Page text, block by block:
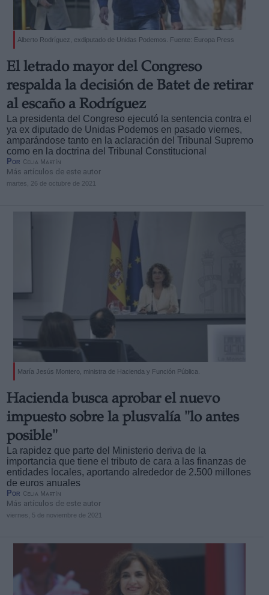
Alberto Rodríguez, exdiputado de Unidas Podemos. Fuente: Europa Press
El letrado mayor del Congreso
respalda la decisión de Batet de retirar
al escaño a Rodríguez
La presidenta del Congreso ejecutó la sentencia contra el
ya ex diputado de Unidas Podemos en pasado viernes,
amparándose tanto en la aclaración del Tribunal Supremo
como en la doctrina del Tribunal Constitucional
Por Celia Martín
Más artículos de este autor
martes, 26 de octubre de 2021
María Jesús Montero, ministra de Hacienda y Función Pública.
Hacienda busca aprobar el nuevo
impuesto sobre la plusvalía "lo antes
posible"
La rapidez que parte del Ministerio deriva de la
importancia que tiene el tributo de cara a las finanzas de
entidades locales, aportando alrededor de 2.500 millones
de euros anuales
Por Celia Martín
Más artículos de este autor
viernes, 5 de noviembre de 2021